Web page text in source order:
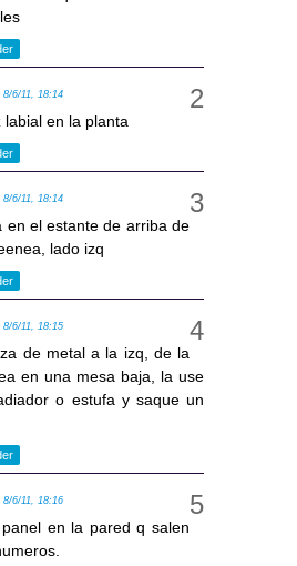
8/6/11, 18:14
labial en la planta
8/6/11, 18:14
en el estante de arriba de
lado izq
8/6/11, 18:15
de metal a la izq, de la
en una mesa baja, la use
o estufa y saque un
8/6/11, 18:16
en la pared q salen